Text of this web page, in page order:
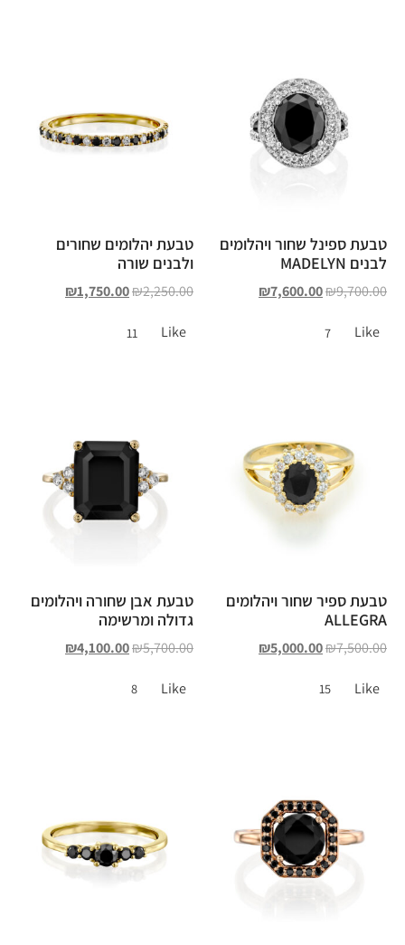
טבעת ספינל שחור ויהלומים
לבנים MADELYN
₪9,700.00
₪7,600.00
Like
7
טבעת יהלומים שחורים
ולבנים שורה
₪2,250.00
₪1,750.00
Like
11
טבעת ספיר שחור ויהלומים
ALLEGRA
₪7,500.00
₪5,000.00
Like
15
טבעת אבן שחורה ויהלומים
גדולה ומרשימה
₪5,700.00
₪4,100.00
Like
8